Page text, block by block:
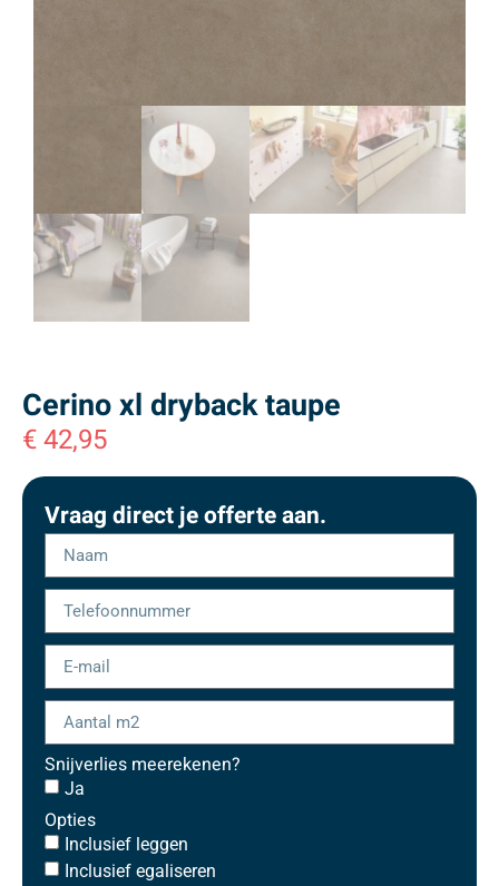
Cerino xl dryback taupe
€42,95
Vraag direct je offerte aan.
Snijverlies meerekenen?
Ja
Opties
Inclusief leggen
Inclusief egaliseren